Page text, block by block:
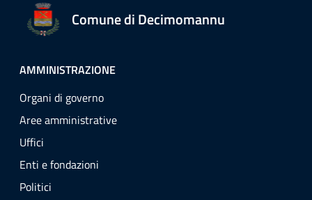
Comune di Decimomannu
AMMINISTRAZIONE
Organi di governo
Aree amministrative
Uffici
Enti e fondazioni
Politici